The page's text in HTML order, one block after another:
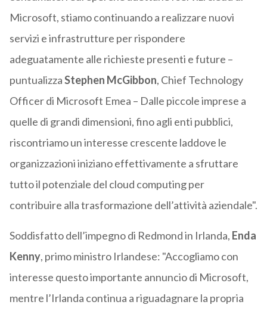
Microsoft, stiamo continuando a realizzare nuovi
servizi e infrastrutture per rispondere
adeguatamente alle richieste presenti e future –
puntualizzaStephen McGibbon, Chief Technology
Officer di Microsoft Emea – Dalle piccole imprese a
quelle di grandi dimensioni, fino agli enti pubblici,
riscontriamo un interesse crescente laddove le
organizzazioni iniziano effettivamente a sfruttare
tutto il potenziale del cloud computing per
contribuire alla trasformazione dell’attività aziendale".
Soddisfatto dell’impegno di Redmond in Irlanda, Enda
Kenny, primo ministro Irlandese: "Accogliamo con
interesse questo importante annuncio di Microsoft,
mentre l’Irlanda continua a riguadagnare la propria